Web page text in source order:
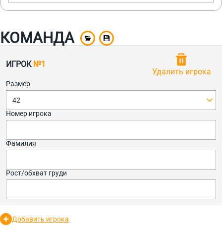
КОМАНДА
ИГРОК №1
Удалить игрока
Размер
42
Номер игрока
Фамилия
Рост/обхват груди
Добавить игрока